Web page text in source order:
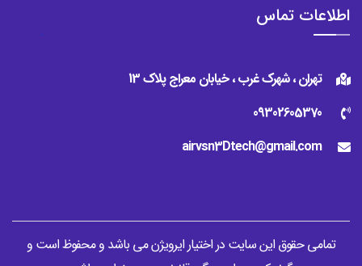
اطلاعات تماس
تهران ، شهرک غرب ، خیابان معراج پلاک 13
09302605370
airvsn3Dtech@gmail.com
تمامی حقوق این سایت در اختیار ایرویژن می باشد و محفوظ است و